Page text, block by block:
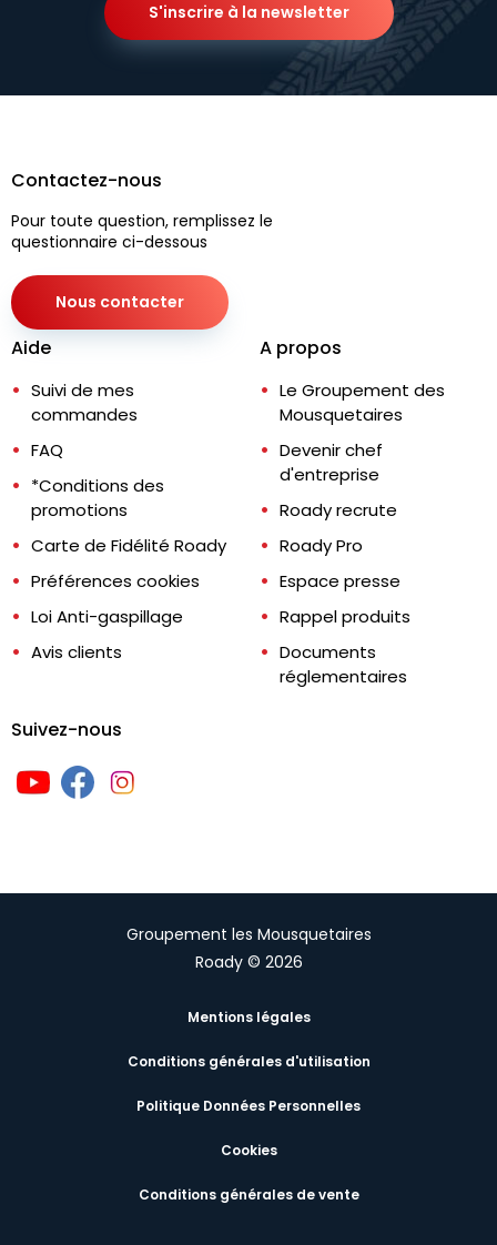
S'inscrire à la newsletter
Contactez-nous
Pour toute question, remplissez le
questionnaire ci-dessous
Nous contacter
Aide
Suivi de mes
commandes
FAQ
*Conditions des
promotions
Carte de Fidélité Roady
Préférences cookies
Loi Anti-gaspillage
Avis clients
A propos
Le Groupement des
Mousquetaires
Devenir chef
d'entreprise
Roady recrute
Roady Pro
Espace presse
Rappel produits
Documents
réglementaires
Suivez-nous
Groupement les Mousquetaires
Roady © 2026
Mentions légales
Conditions générales d'utilisation
Politique Données Personnelles
Cookies
Conditions générales de vente